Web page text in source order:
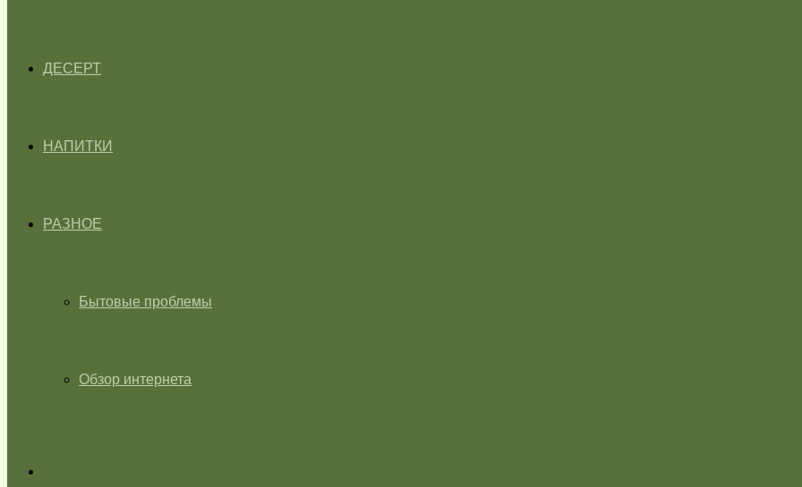
ДЕСЕРТ
НАПИТКИ
РАЗНОЕ
Бытовые проблемы
Обзор интернета